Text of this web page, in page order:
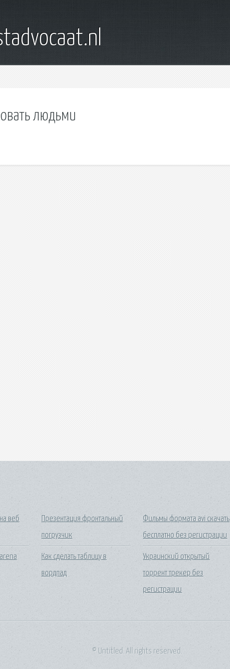
людьми
веб
Презентация фронтальный
погрузчик
Как сделать таблицу в
вордпад
Фильмы формата avi скачать
бесплатно без регистрации
Украинский открытый
торрент трекер без
регистрации
© Untitled. All rights reserved.